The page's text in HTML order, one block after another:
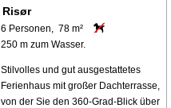
Risør
6 Personen, 78 m²
250 m zum Wasser.
Stilvolles und gut ausgestattetes
Ferienhaus mit großer Dachterrasse,
von der Sie den 360-Grad-Blick über